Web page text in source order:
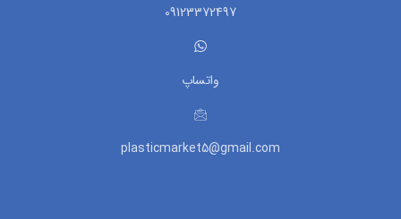
09123372497
واتساپ
plasticmarket5@gmail.com